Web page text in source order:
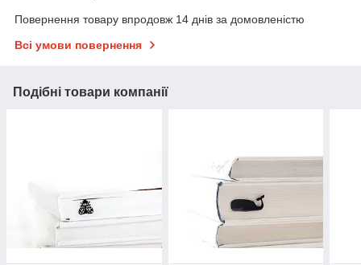
Повернення товару впродовж 14 днів за домовленістю
Всі умови повернення
Подібні товари компанії